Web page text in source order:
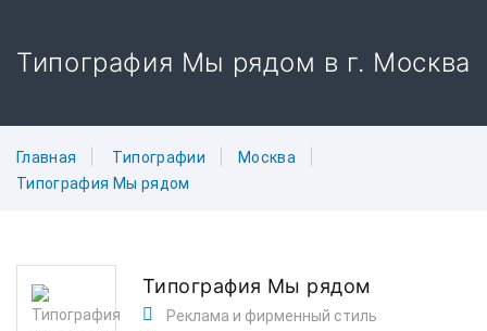
Типография Мы рядом в г. Москва
Главная Типографии
Москва
Типография Мы рядом
Типография Мы рядом
Реклама и фирменный стиль